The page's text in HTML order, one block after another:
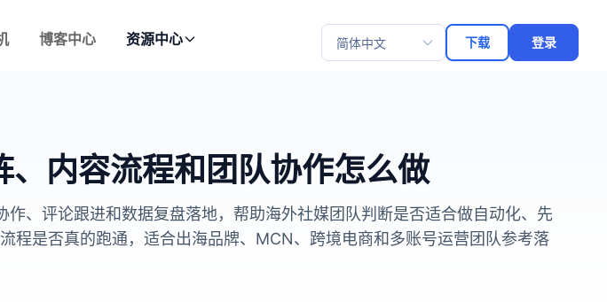
博客中心 资源中心
选择语言
下载 登录
内容流程和团队协作怎么做
、评论跟进和数据复盘落地，帮助海外社媒团队判断是否适合做自动化、先
程是否真的跑通，适合出海品牌、MCN、跨境电商和多账号运营团队参考落